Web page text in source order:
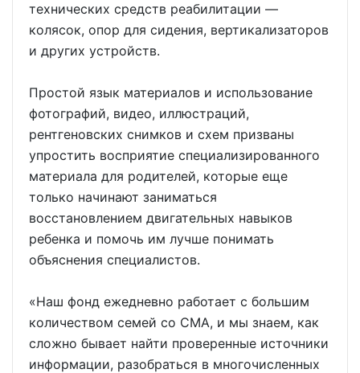
технических средств реабилитации —
колясок, опор для сидения, вертикализаторов
и других устройств.
Простой язык материалов и использование
фотографий, видео, иллюстраций,
рентгеновских снимков и схем призваны
упростить восприятие специализированного
материала для родителей, которые еще
только начинают заниматься
восстановлением двигательных навыков
ребенка и помочь им лучше понимать
объяснения специалистов.
«Наш фонд ежедневно работает с большим
количеством семей со СМА, и мы знаем, как
сложно бывает найти проверенные источники
информации, разобраться в многочисленных